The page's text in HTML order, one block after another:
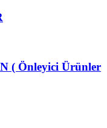
( Önleyici Ürünler